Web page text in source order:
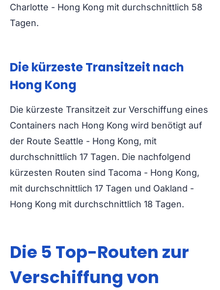
Charlotte - Hong Kong mit durchschnittlich 58
Tagen.
Die kürzeste Transitzeit nach
Hong Kong
Die kürzeste Transitzeit zur Verschiffung eines
Containers nach Hong Kong wird benötigt auf
der Route Seattle - Hong Kong, mit
durchschnittlich 17 Tagen. Die nachfolgend
kürzesten Routen sind Tacoma - Hong Kong,
mit durchschnittlich 17 Tagen und Oakland -
Hong Kong mit durchschnittlich 18 Tagen.
Die 5 Top-Routen zur
Verschiffung von